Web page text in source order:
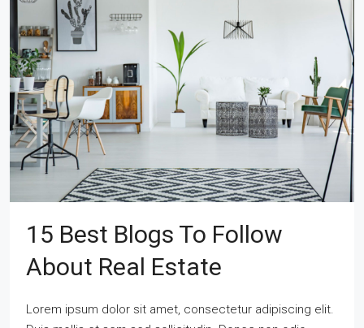
15 Best Blogs To Follow
About Real Estate
Lorem ipsum dolor sit amet, consectetur adipiscing elit.